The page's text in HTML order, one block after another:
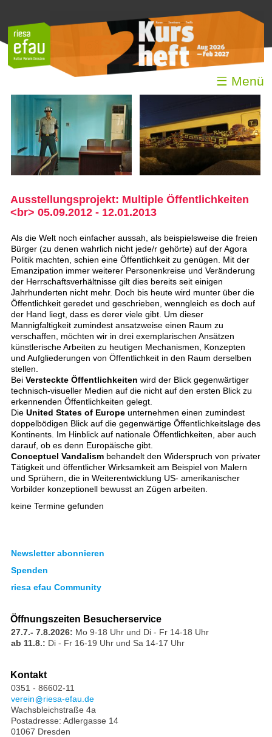
☰ Menü
Ausstellungsprojekt: Multiple Öffentlichkeiten
<br> 05.09.2012 - 12.01.2013
Als die Welt noch einfacher aussah, als beispielsweise die freien
Bürger (zu denen wahrlich nicht jede/r gehörte) auf der Agora
Politik machten, schien eine Öffentlichkeit zu genügen. Mit der
Emanzipation immer weiterer Personenkreise und Veränderung
der Herrschaftsverhältnisse gilt dies bereits seit einigen
Jahrhunderten nicht mehr. Doch bis heute wird munter über die
Öffentlichkeit geredet und geschrieben, wenngleich es doch auf
der Hand liegt, dass es derer viele gibt. Um dieser
Mannigfaltigkeit zumindest ansatzweise einen Raum zu
verschaffen, möchten wir in drei exemplarischen Ansätzen
künstlerische Arbeiten zu heutigen Mechanismen, Konzepten
und Aufgliederungen von Öffentlichkeit in den Raum derselben
stellen.
Bei Versteckte Öffentlichkeiten wird der Blick gegenwärtiger
technisch-visueller Medien auf die nicht auf den ersten Blick zu
erkennenden Öffentlichkeiten gelegt.
Die United States of Europeunternehmen einen zumindest
doppelbödigen Blick auf die gegenwärtige Öffentlichkeitslage des
Kontinents. Im Hinblick auf nationale Öffentlichkeiten, aber auch
darauf, ob es denn Europäische gibt.
Conceptuel Vandalismbehandelt den Widerspruch von privater
Tätigkeit und öffentlicher Wirksamkeit am Beispiel von Malern
und Sprühern, die in Weiterentwicklung US- amerikanischer
Vorbilder konzeptionell bewusst an Zügen arbeiten.
keine Termine gefunden
Newsletter abonnieren
Spenden
riesa efau Community
Öffnungszeiten Besucherservice
27.7.- 7.8.2026: Mo 9-18 Uhr und Di - Fr 14-18 Uhr
ab 11.8.: Di - Fr 16-19 Uhr und Sa 14-17 Uhr
Kontakt
0351 - 86602-11
verein
riesa-efau.de
Wachsbleichstraße 4a
Postadresse: Adlergasse 14
01067 Dresden